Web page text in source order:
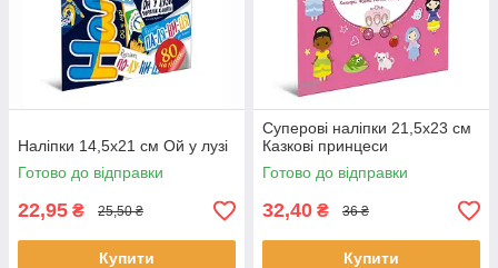
Наліпки 14,5х21 см Ой у лузі
Готово до відправки
22,95 ₴ 25,50 ₴
Купити
Суперові наліпки 21,5х23 см
Казкові принцеси
Готово до відправки
32,40 ₴ 36 ₴
Купити